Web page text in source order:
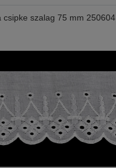
csipke szalag 75 mm 250604